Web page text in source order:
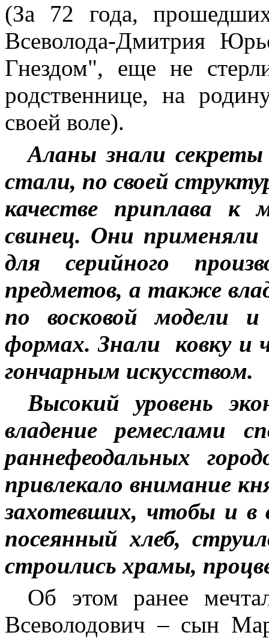
(За 72 года,
Всеволода-Дмитрия
Гнездом", еще не
родственнице, на
своей воле).
Аланы знали секреты
стали, по своей
качестве приплава к
свинец. Они
для серийного
предметов, а также
по восковой модели
формах. Знали
ковку и
гончарным искусством.
Высокий уровень
владение ремеслами
раннефеодальных
привлекало внимание
захотевших, чтобы и в
посеянный хлеб,
строились храмы,
Об этом ранее
Всеволодович – сын